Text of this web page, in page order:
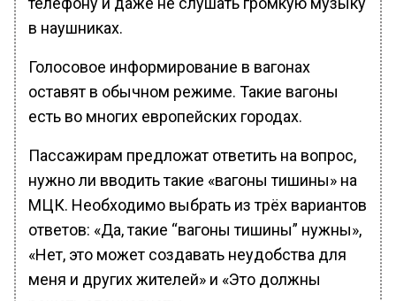
в наушниках.
Голосовое информирование в вагонах
оставят в обычном режиме. Такие вагоны
есть во многих европейских городах.
Пассажирам предложат ответить на вопрос,
нужно ли вводить такие «вагоны тишины» на
МЦК. Необходимо выбрать из трёх вариантов
ответов: «Да, такие “вагоны тишины” нужны»,
«Нет, это может создавать неудобства для
меня и других жителей» и «Это должны